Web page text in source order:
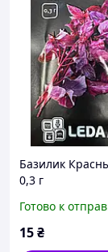
Базилик
0,3 г
Готово к
15₴